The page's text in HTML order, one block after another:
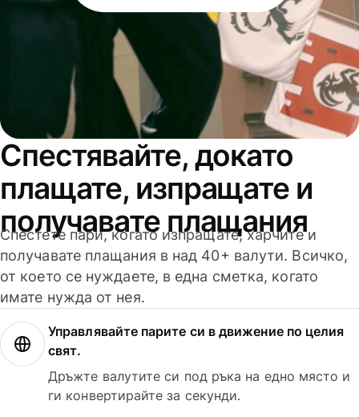
Спестявайте, докато
плащате, изпращате и
получавате плащания
Спестете пари, когато изпращате, харчите и
получавате плащания в над 40+ валути. Всичко,
от което се нуждаете, в една сметка, когато
имате нужда от нея.
Управлявайте парите си в движение по целия
свят.
Дръжте валутите си под ръка на едно място и
ги конвертирайте за секунди.